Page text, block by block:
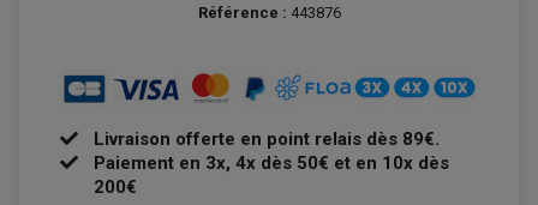
ATELIER, PADDOCK, STAND
ANTIPARASITE NGK
FILTRE A AIR
FILTRE A HUILE
FILTRE ET ACCESSOIRE ESSENCE
OUTILLAGE
PLAQUETTE DE FREIN AVANT
Référence : 443876
Livraison offerte en point relais dès 89€.
Paiement en 3x, 4x dès 50€ et en 10x dès
200€